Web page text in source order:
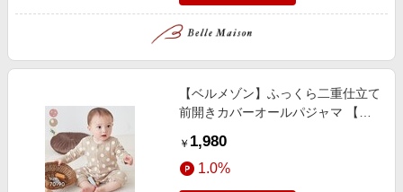
【ベルメゾン】ふっくら二重仕立て
前開きカバーオールパジャマ 【ベ
￥ 1,980
1.0%